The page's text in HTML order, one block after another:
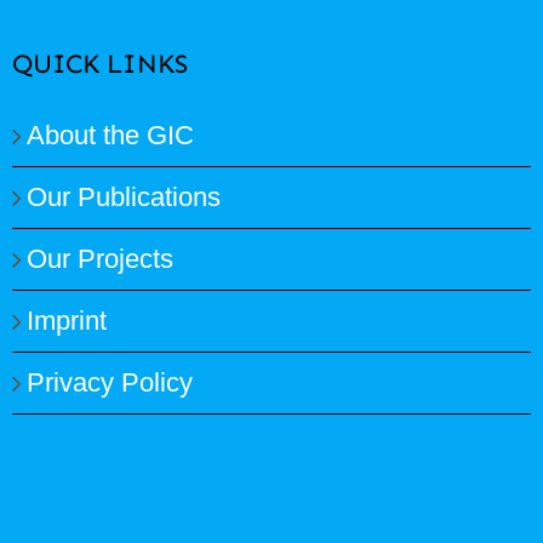
QUICK LINKS
About the GIC
Our Publications
Our Projects
Imprint
Privacy Policy